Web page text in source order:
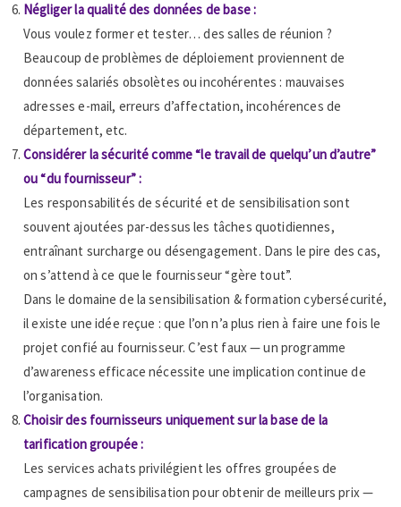
Négliger la qualité des données de base :
Vous voulez former et tester… des salles de réunion ?
Beaucoup de problèmes de déploiement proviennent de
données salariés obsolètes ou incohérentes : mauvaises
adresses e-mail, erreurs d’affectation, incohérences de
département, etc.
Considérer la sécurité comme “le travail de quelqu’un d’autre”
ou “du fournisseur” :
Les responsabilités de sécurité et de sensibilisation sont
souvent ajoutées par-dessus les tâches quotidiennes,
entraînant surcharge ou désengagement. Dans le pire des cas,
on s’attend à ce que le fournisseur “gère tout”.
Dans le domaine de la sensibilisation & formation cybersécurité,
il existe une idée reçue : que l’on n’a plus rien à faire une fois le
projet confié au fournisseur. C’est faux — un programme
d’awareness efficace nécessite une implication continue de
l’organisation.
Choisir des fournisseurs uniquement sur la base de la
tarification groupée :
Les services achats privilégient les offres groupées de
campagnes de sensibilisation pour obtenir de meilleurs prix —